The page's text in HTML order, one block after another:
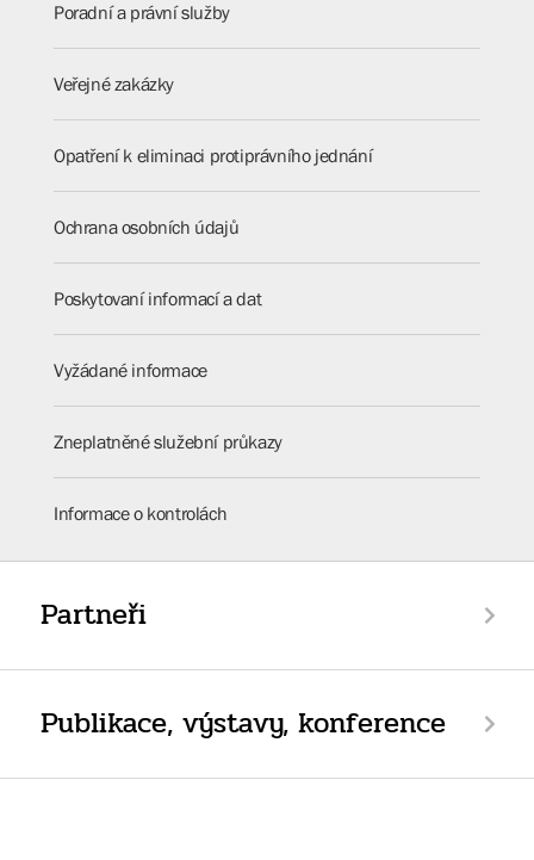
Poradní a právní služby
Veřejné zakázky
Opatření k eliminaci protiprávního jednání
Ochrana osobních údajů
Poskytovaní informací a dat
Vyžádané informace
Zneplatněné služební průkazy
Informace o kontrolách
Partneři
Publikace, výstavy, konference